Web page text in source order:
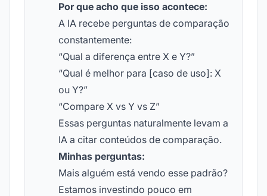
Por que acho que isso acontece:
A IA recebe perguntas de comparação
constantemente:
“Qual a diferença entre X e Y?”
“Qual é melhor para [caso de uso]: X
ou Y?”
“Compare X vs Y vs Z”
Essas perguntas naturalmente levam a
IA a citar conteúdos de comparação.
Minhas perguntas:
Mais alguém está vendo esse padrão?
Estamos investindo pouco em